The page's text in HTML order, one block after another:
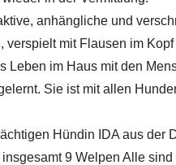
anhängliche und
verspielt mit Flausen im
Leben im Haus mit den
Sie ist mit allen
Hündin IDA aus der
9 Welpen Alle